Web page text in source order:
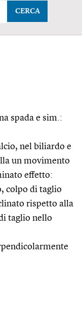
CERCA
spada e sim. :
nel biliardo e
un movimento
effetto:
colpo di taglio
rispetto alla
taglio nello